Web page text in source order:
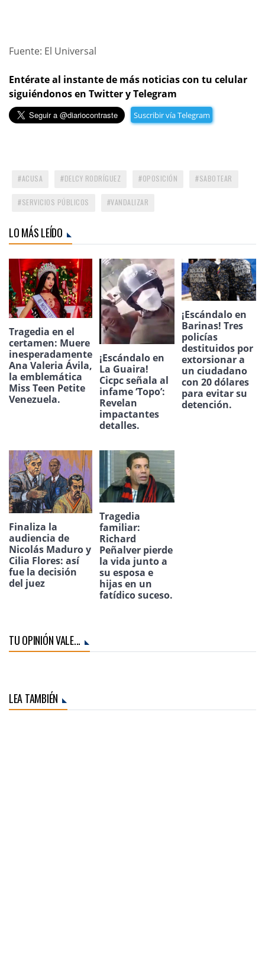
Fuente: El Universal
Entérate al instante de más noticias con tu celular
siguiéndonos en Twitter y Telegram
Suscribir vía Telegram
ACUSA DELCY RODRÍGUEZ OPOSICIÓN SABOTEAR
SERVICIOS PÚBLICOS VANDALIZAR
LO MÁS LEÍDO
Tragedia en el
certamen: Muere
inesperadamente
Ana Valeria Ávila,
la emblemática
Miss Teen Petite
Venezuela.
¡Escándalo en
La Guaira!
Cicpc señala al
infame ‘Topo’:
Revelan
impactantes
detalles.
¡Escándalo en
Barinas! Tres
policías
destituidos por
extorsionar a
un ciudadano
con 20 dólares
para evitar su
detención.
Finaliza la
audiencia de
Nicolás Maduro y
Cilia Flores: así
fue la decisión
del juez
Tragedia
familiar:
Richard
Peñalver pierde
la vida junto a
su esposa e
hijas en un
fatídico suceso.
TU OPINIÓN VALE...
LEA TAMBIÉN